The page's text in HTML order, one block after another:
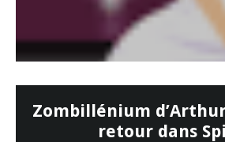
Zombillénium
retour dans